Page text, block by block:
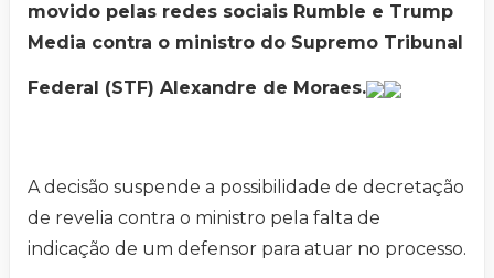
movido pelas redes sociais Rumble e Trump
Media contra o ministro do Supremo Tribunal
Federal (STF) Alexandre de Moraes.
A decisão suspende a possibilidade de decretação
de revelia contra o ministro pela falta de
indicação de um defensor para atuar no processo.